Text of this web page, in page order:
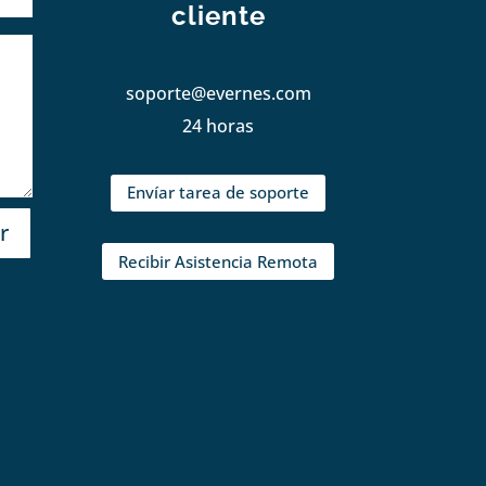
cliente
soporte@evernes.com
24 horas
Envíar tarea de soporte
Recibir Asistencia Remota